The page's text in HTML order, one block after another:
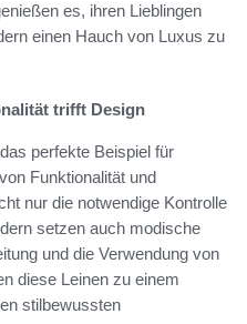
es, ihren Lieblingen
einen Hauch von Luxus zu
trifft Design
perfekte Beispiel für
Funktionalität und
nur die notwendige Kontrolle
setzen auch modische
und die Verwendung von
diese Leinen zu einem
stilbewussten